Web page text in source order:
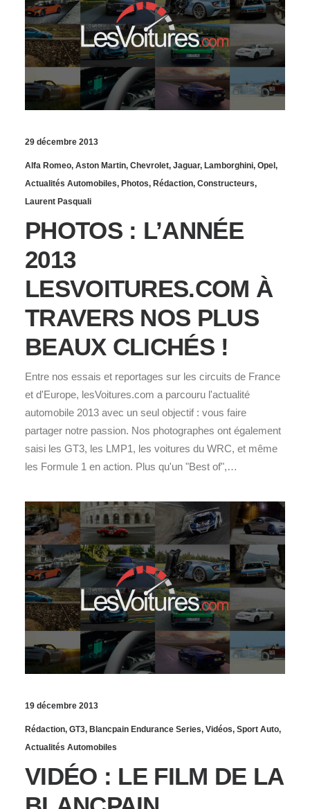
29 décembre 2013
Alfa Romeo, Aston Martin, Chevrolet, Jaguar, Lamborghini, Opel ,
Actualités Automobiles, Photos, Rédaction, Constructeurs,
Laurent Pasquali
PHOTOS : L’ANNÉE
2013
LESVOITURES.COM À
TRAVERS NOS PLUS
BEAUX CLICHÉS !
Entre nos essais et reportages sur les circuits de France
et d'Europe, lesVoitures.com a parcouru l'actualité
automobile 2013 avec un seul objectif : vous faire
partager notre passion. Nos photographes ont également
saisi les GT3, les LMP1, les voitures du WRC, et même
les Formule 1 en action. Plus qu'un "Best of",…
19 décembre 2013
Rédaction, GT3, Blancpain Endurance Series, Vidéos, Sport Auto,
Actualités Automobiles
VIDÉO : LE FILM DE LA